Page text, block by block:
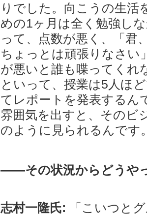
りでした。向こうの生活
めの1ヶ月は全く勉強し
って、点数が悪く、「君
ちょっとは頑張りなさい
が悪いと誰も喋ってくれ
といって、授業は5人ほ
てレポートを発表するん
雰囲気を出すと、そのビ
のように見られるんです
――その状況からどうや
志村一隆氏: 「こいつと